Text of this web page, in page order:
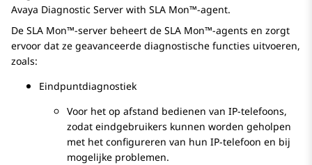
Avaya Diagnostic Server with SLA Mon™-agent.
De SLA Mon™-server beheert de SLA Mon™-agents en zorgt
ervoor dat ze geavanceerde diagnostische functies uitvoeren,
zoals:
Eindpuntdiagnostiek
Voor het op afstand bedienen van IP-telefoons,
zodat eindgebruikers kunnen worden geholpen
met het configureren van hun IP-telefoon en bij
mogelijke problemen.